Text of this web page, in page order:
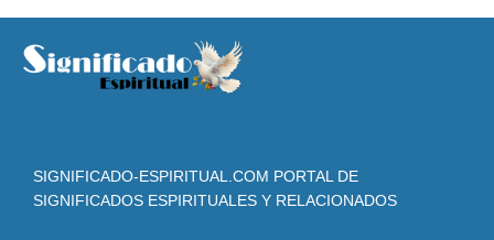
SIGNIFICADO-ESPIRITUAL.COM PORTAL DE
SIGNIFICADOS ESPIRITUALES Y RELACIONADOS